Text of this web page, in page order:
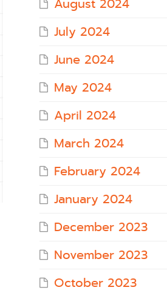
August 2024
July 2024
June 2024
May 2024
April 2024
March 2024
February 2024
January 2024
December 2023
November 2023
October 2023